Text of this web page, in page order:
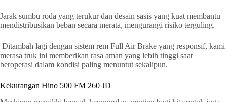
Jarak sumbu roda yang terukur dan desain sasis yang kuat membantu
mendistribusikan beban secara merata, mengurangi risiko terguling.
Ditambah lagi dengan sistem rem Full Air Brake yang responsif, kami
merasa truk ini memberikan rasa aman yang lebih tinggi saat
beroperasi dalam kondisi paling menuntut sekalipun.
Kekurangan Hino 500 FM 260 JD